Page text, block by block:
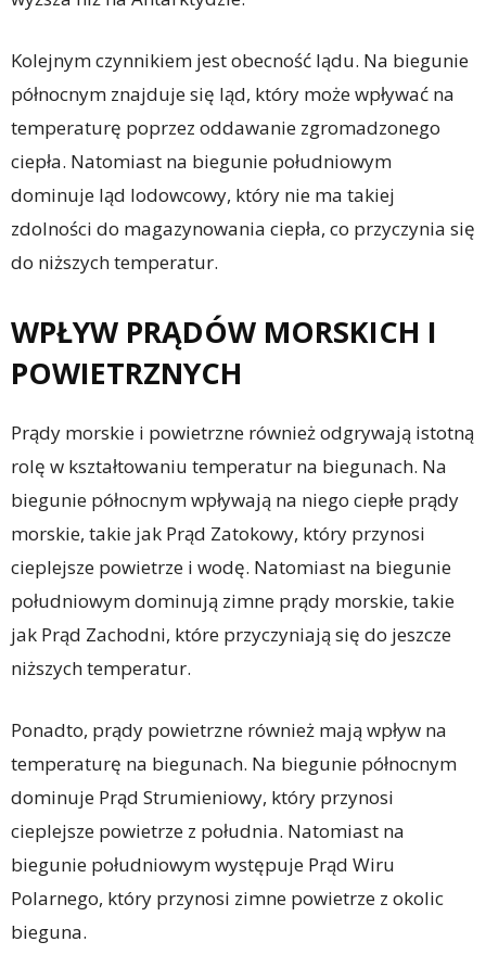
Kolejnym czynnikiem jest obecność lądu. Na biegunie
północnym znajduje się ląd, który może wpływać na
temperaturę poprzez oddawanie zgromadzonego
ciepła. Natomiast na biegunie południowym
dominuje ląd lodowcowy, który nie ma takiej
zdolności do magazynowania ciepła, co przyczynia się
do niższych temperatur.
WPŁYW PRĄDÓW MORSKICH I
POWIETRZNYCH
Prądy morskie i powietrzne również odgrywają istotną
rolę w kształtowaniu temperatur na biegunach. Na
biegunie północnym wpływają na niego ciepłe prądy
morskie, takie jak Prąd Zatokowy, który przynosi
cieplejsze powietrze i wodę. Natomiast na biegunie
południowym dominują zimne prądy morskie, takie
jak Prąd Zachodni, które przyczyniają się do jeszcze
niższych temperatur.
Ponadto, prądy powietrzne również mają wpływ na
temperaturę na biegunach. Na biegunie północnym
dominuje Prąd Strumieniowy, który przynosi
cieplejsze powietrze z południa. Natomiast na
biegunie południowym występuje Prąd Wiru
Polarnego, który przynosi zimne powietrze z okolic
bieguna.